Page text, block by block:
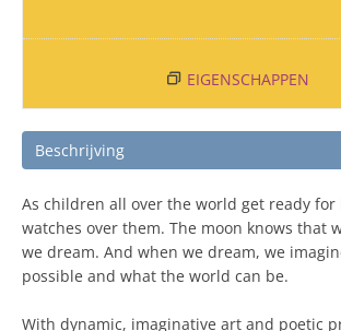
EIGENSCHAPPEN
Beschrijving
As children all over the world get ready for
watches over them. The moon knows that
we dream. And when we dream, we
possible and what the world can be.
With dynamic, imaginative art and poetic